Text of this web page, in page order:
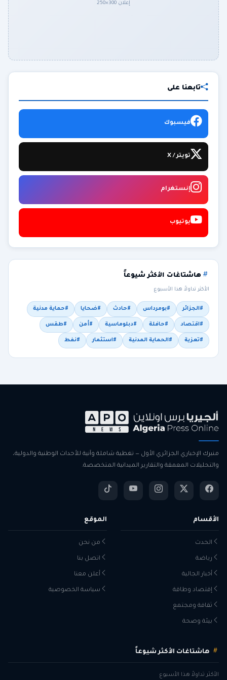
إعلان 300×250
تابعنا على
فيسبوك
تويتر / X
إنستغرام
يوتيوب
هاشتاغات الأكثر شيوعاً
الأكثر تداولاً هذا الأسبوع
#الجزائر #بومرداس #حادث #ضحايا #حماية مدنية
#اقتصاد #حافلة #دبلوماسية #أمن #طقس
#تعزية #الحماية المدنية #استثمار #نفط
منبرك الإخباري الجزائري الأول — تغطية شاملة وآنية للأحداث الوطنية والدولية،
والتحليلات المعمقة والتقارير الميدانية المتخصصة.
الأقسام
الحدث
رياضة
أخبار الجالية
إقتصاد وطاقة
ثقافة ومجتمع
بيئة وصحة
الموقع
من نحن
اتصل بنا
أعلن معنا
سياسة الخصوصية
هاشتاغات الأكثر شيوعاً
الأكثر تداولاً هذا الأسبوع